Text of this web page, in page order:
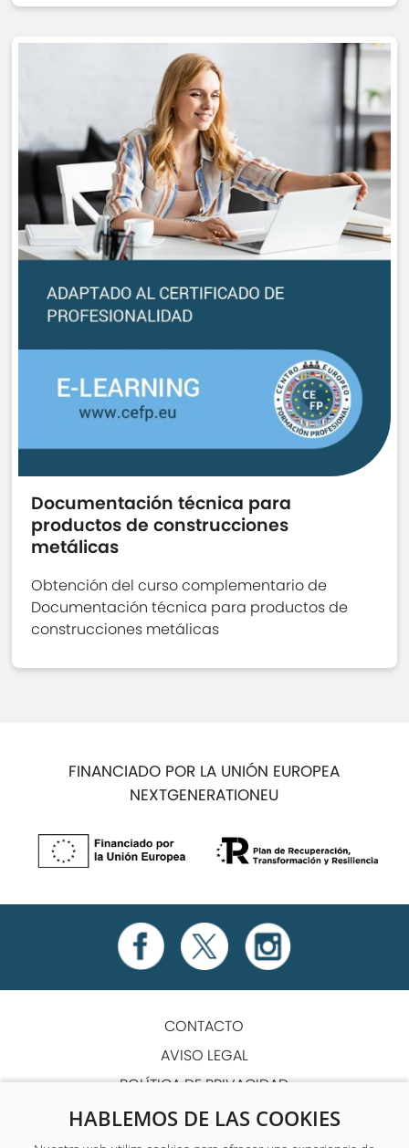
HABLEMOS DE LAS COOKIES
Documentación técnica para
productos de construcciones
metálicas
Obtención del curso complementario de
Documentación técnica para productos de
construcciones metálicas
FINANCIADO POR LA UNIÓN EUROPEA
NEXTGENERATIONEU
CONTACTO
AVISO LEGAL
POLÍTICA DE PRIVACIDAD
POLÍTICA DE COOKIES
TÉRMINOS Y CONDICIONES